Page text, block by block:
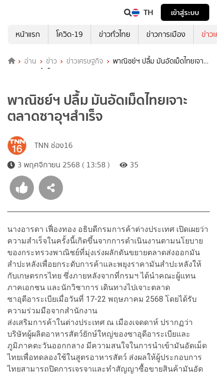
TH
เข้าสู่ระบบ
หน้าแรก
โควิด-19 ข่าวทั่วไทย ข่าวการเมือง ข่าว
อ่าน ข่าว ข่าวเศรษฐกิจ
พาณิชย์ฯ ปลื้ม มันอัดเม็ดไทยเจาะ
ตลาดซาอุฯสำเร็จ
พาณิชย์ฯ ปลื้ม มันอัดเม็ดไทยเจาะ
ตลาดซาอุฯสำเร็จ
TNN ช่อง16
3 พฤศจิกายน 2568 ( 13:58 )
35
นางอารดา เฟื่องทอง อธิบดีกรมการค้าต่างประเทศ เปิดเผยว่า
ความสำเร็จในครั้งนี้เกิดขึ้นจากการดำเนินงานตามนโยบาย
ของกระทรวงพาณิชย์ที่มุ่งเร่งผลักดันขยายตลาดส่งออกมัน
สำปะหลังเพื่อยกระดับการค้าและพยุงราคามันสำปะหลังให้
กับเกษตรกรไทย ซึ่งภายหลังจากที่กรมฯ ได้นำคณะผู้แทน
ภาคเอกชน และนักวิชาการ เดินทางไปเจาะตลาด
ซาอุดีอาระเบียเมื่อวันที่ 17-22 พฤษภาคม 2568 โดยได้รับ
ความร่วมมือจากสำนักงาน
ส่งเสริมการค้าในต่างประเทศ ณ เมืองเจดดาห์ ปรากฏว่า
บริษัทผู้ผลิตอาหารสัตว์ยักษ์ใหญ่ของซาอุดีอาระเบียและ
ภูมิภาคตะวันออกกลาง มีความสนใจในการนำเข้ามันอัดเม็ด
ไทยเพื่อทดลองใช้ในสูตรอาหารสัตว์ ส่งผลให้ผู้ประกอบการ
ไทยสามารถปิดการเจรจาและทำสัญญาซื้อขายสินค้ามันอัด